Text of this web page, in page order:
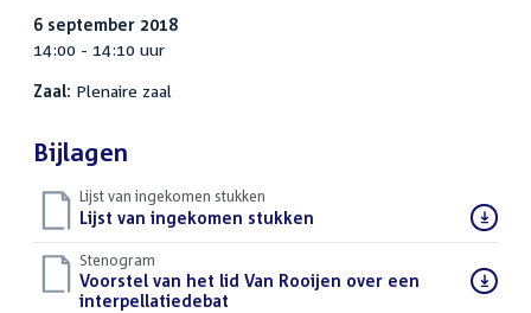
6 september 2018
14:00 - 14:10 uur
Zaal: Plenaire zaal
Bijlagen
Lijst van ingekomen stukken
Download
bestand:
Lijst van ingekomen stukken
Stenogram
Download
bestand:
Voorstel van het lid Van Rooijen over een
interpellatiedebat